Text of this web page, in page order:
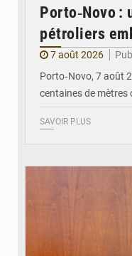
Porto‑Novo
pétroliers
7 août 2026
Porto‑Novo, 7 août
centaines de mètres
SAVOIR PLUS